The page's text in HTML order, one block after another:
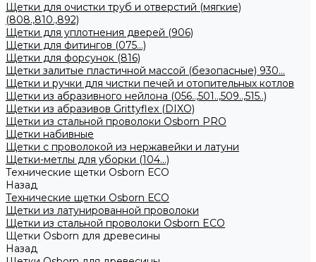
Щетки для очистки труб и отверстий (мягкие)
(808.,810.,892)
Щетки для уплотнения дверей (906)
Щетки для фитингов (075...)
Щетки для форсунок (816)
Щетки залитые пластичной массой (безопасные) 930...
Щетки и ручки для чистки печей и отопительных котлов
Щетки из абразивного нейлона (056..,501..,509..,515..)
Щетки из абразивов Grittyflex (DIXO)
Щетки из стальной проволоки Osborn PRO
Щетки набивные
Щетки с проволокой из нержавейки и латуни
Щетки-метлы для уборки (104...)
Технические щетки Osborn ЕСО
Назад
Технические щетки Osborn ЕСО
Щетки из латунированной проволоки
Щетки из стальной проволоки Osborn ECO
Щетки Osborn для древесины
Назад